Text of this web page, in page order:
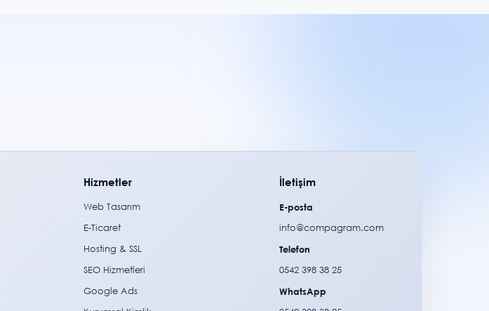
Hizmetler
Web Tasarım
E-Ticaret
Hosting & SSL
SEO Hizmetleri
Google Ads
İletişim
E-posta
info@compagram.com
Telefon
0542 398 38 25
WhatsApp